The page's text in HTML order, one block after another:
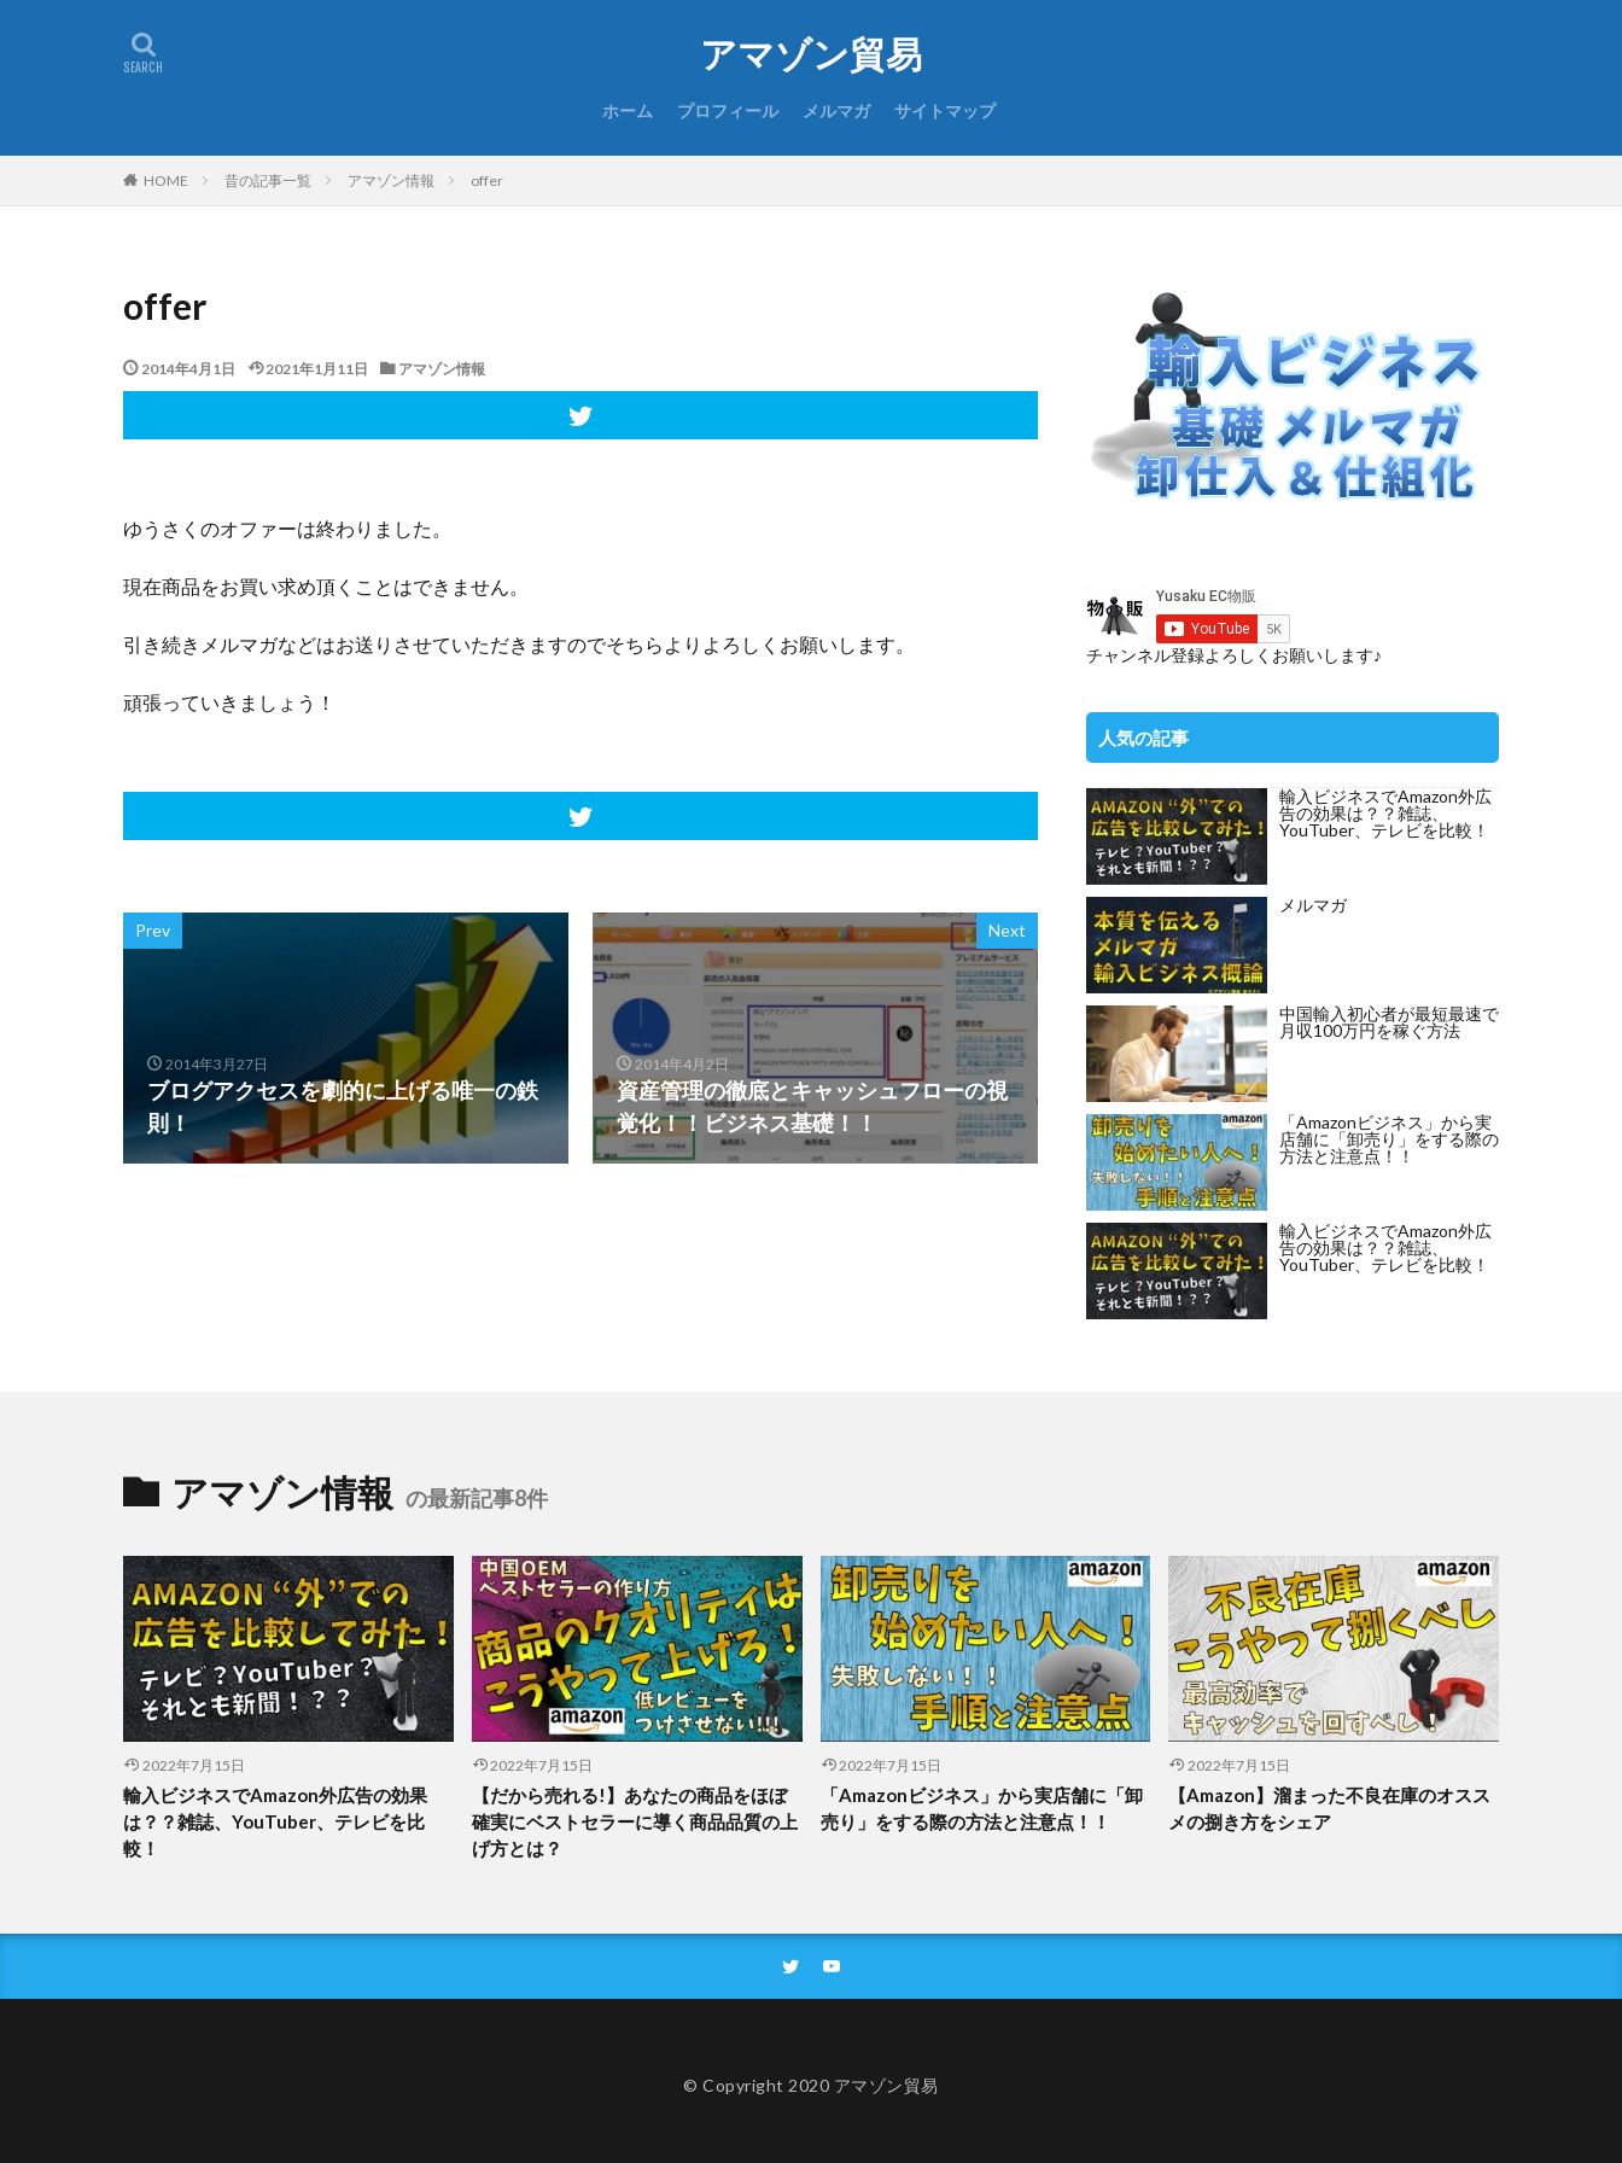
アマゾン貿易
ホーム プロフィール メルマガ サイトマップ
HOME 昔の記事一覧 アマゾン情報 offer
offer
2014年4月1日 2021年1月11日 アマゾン情報
ゆうさくのオファーは終わりました。
現在商品をお買い求め頂くことはできません。
引き続きメルマガなどはお送りさせていただきますのでそちらよりよろしくお願いします。
頑張っていきましょう！
Prev
2014年3月27日
ブログアクセスを劇的に上げる唯一の鉄
則！
Next
2014年4月2日
資産管理の徹底とキャッシュフローの視
覚化！！ビジネス基礎！！
チャンネル登録よろしくお願いします♪
人気の記事
輸入ビジネスでAmazon外広
告の効果は？？雑誌、
YouTuber、テレビを比較！
メルマガ
中国輸入初心者が最短最速で
月収100万円を稼ぐ方法
「Amazonビジネス」から実
店舗に「卸売り」をする際の
方法と注意点！！
輸入ビジネスでAmazon外広
告の効果は？？雑誌、
YouTuber、テレビを比較！
アマゾン情報 の最新記事8件
2022年7月15日
輸入ビジネスでAmazon外広告の効果
は？？雑誌、YouTuber、テレビを比
較！
2022年7月15日
【だから売れる!】あなたの商品をほぼ
確実にベストセラーに導く商品品質の上
げ方とは？
2022年7月15日
「Amazonビジネス」から実店舗に「卸
売り」をする際の方法と注意点！！
2022年7月15日
【Amazon】溜まった不良在庫のオスス
メの捌き方をシェア
© Copyright 2020 アマゾン貿易